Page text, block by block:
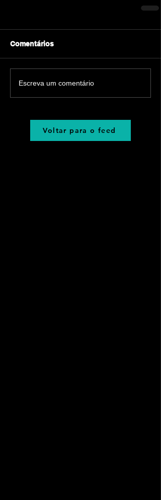
Comentários
Escreva um comentário
Voltar para o feed